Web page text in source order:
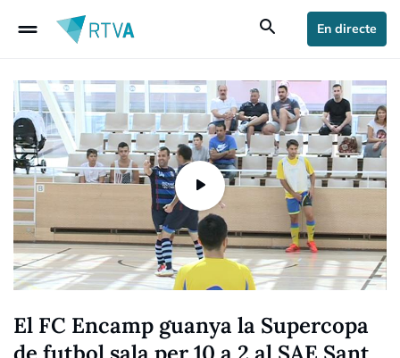
drag_handle search En directe
El FC Encamp guanya la Supercopa